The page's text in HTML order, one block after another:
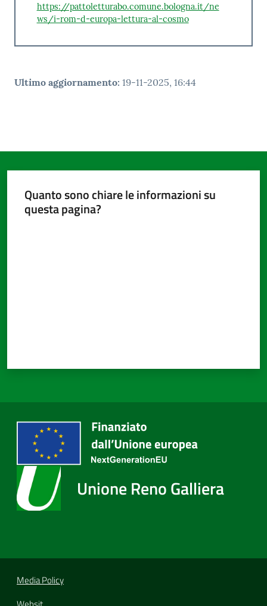
https://pattoletturabo.comune.bologna.it/ne
ws/i-rom-d-europa-lettura-al-cosmo
Ultimo aggiornamento: 19-11-2025, 16:44
Quanto sono chiare le informazioni su
questa pagina?
Unione Reno Galliera
Media Policy